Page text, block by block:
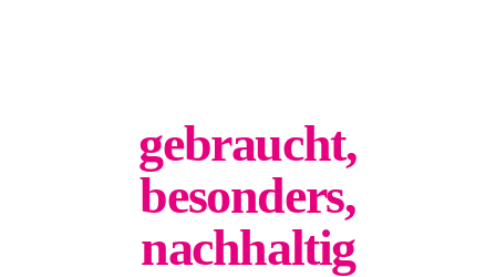
gebraucht,
besonders,
nachhaltig